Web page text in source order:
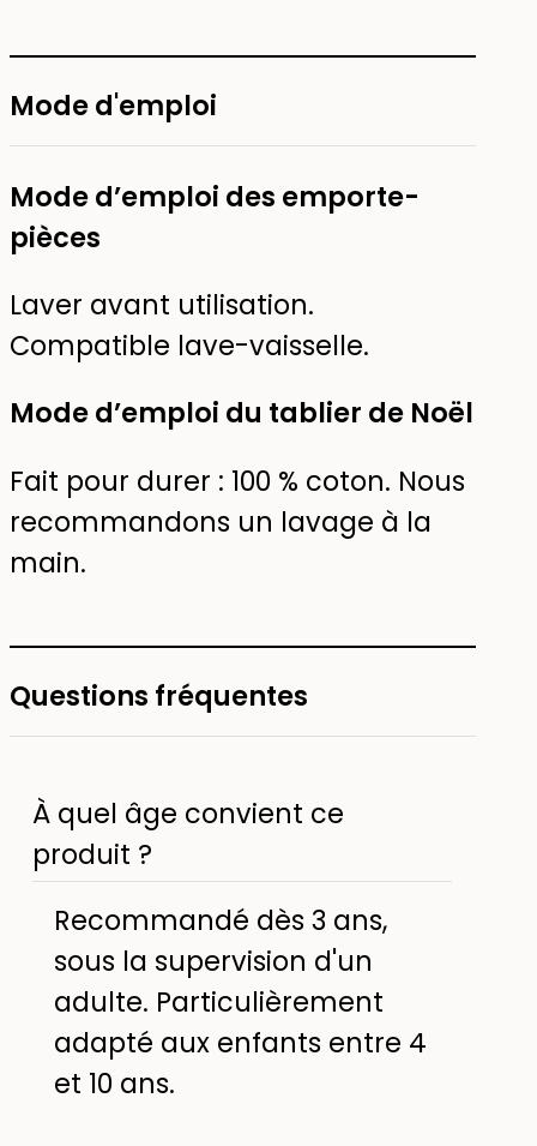
Mode d'emploi
Mode d’emploi des emporte-
pièces
Laver avant utilisation.
Compatible lave-vaisselle.
Mode d’emploi du tablier de Noël
Fait pour durer : 100 % coton. Nous
recommandons un lavage à la
main.
Questions fréquentes
À quel âge convient ce
produit ?
Recommandé dès 3 ans,
sous la supervision d'un
adulte. Particulièrement
adapté aux enfants entre 4
et 10 ans.